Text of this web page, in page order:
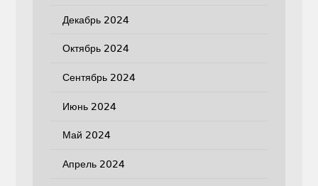
Декабрь 2024
Октябрь 2024
Сентябрь 2024
Июнь 2024
Май 2024
Апрель 2024